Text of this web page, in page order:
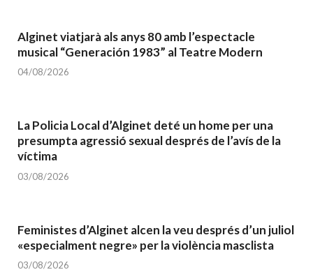
Alginet viatjarà als anys 80 amb l’espectacle
musical “Generación 1983” al Teatre Modern
04/08/2026
La Policia Local d’Alginet deté un home per una
presumpta agressió sexual després de l’avís de la
víctima
03/08/2026
Feministes d’Alginet alcen la veu després d’un juliol
«especialment negre» per la violència masclista
03/08/2026